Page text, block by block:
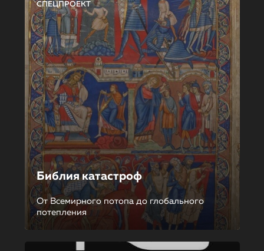
СПЕЦПРОЕКТ
Библия катастроф
От Всемирного потопа до глобального
потепления